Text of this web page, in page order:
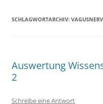
SCHLAGWORTARCHIV: VAGUSNERV
Auswertung
2
Schreibe eine Antwort